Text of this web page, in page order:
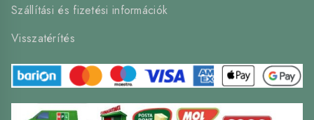
Szállítási és fizetési információk
Visszatérítés